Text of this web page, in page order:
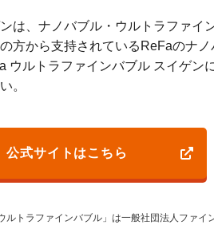
は、ナノバブル・ウルトラファイ
方から支持されているReFaのナ
ウルトラファインバブル スイゲン
。
公式サイトはこちら
トラファインバブル」は一般社団法人ファイ